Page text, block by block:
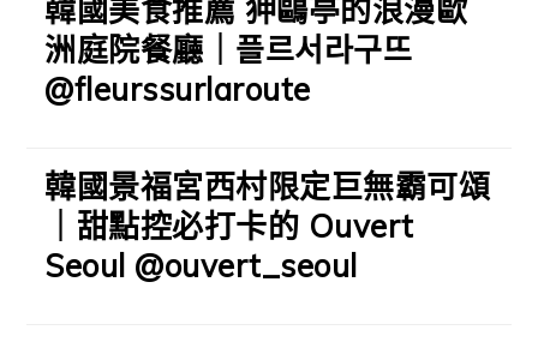
韓國美食推薦 狎鷗亭的浪漫歐
洲庭院餐廳｜플르서라구뜨
@fleurssurlaroute
韓國景福宮西村限定巨無霸可頌
｜甜點控必打卡的 Ouvert
Seoul @ouvert_seoul